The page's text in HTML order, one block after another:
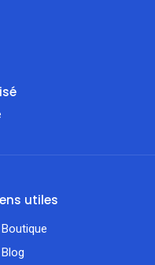
utiles
Boutique
Blog